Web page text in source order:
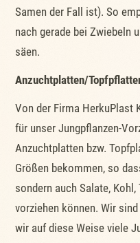
Samen der Fall ist). So
nach gerade bei Zwiebeln
säen.
Anzuchtplatten/
Von der Firma HerkuPlast
für unser Jungpflanzen-
Anzuchtplatten bzw.
Größen bekommen, so
sondern auch Salate,
vorziehen können. Wir
wir auf diese Weise viele